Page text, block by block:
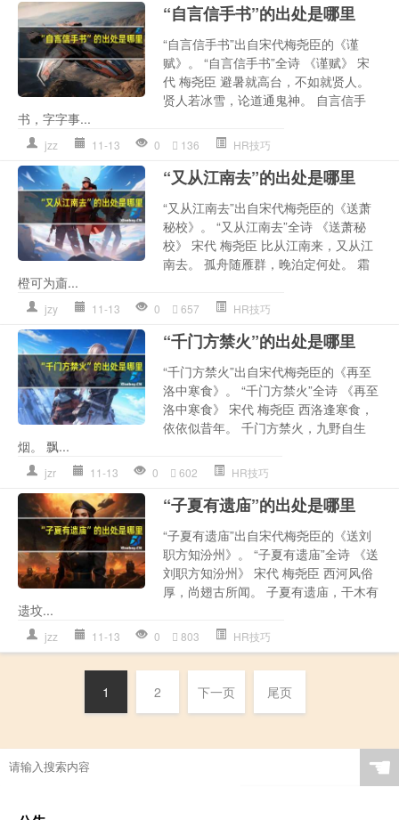
“自言信手书”的出处是哪里
“自言信手书”出自宋代梅尧臣的《谨
赋》。 “自言信手书”全诗 《谨赋》 宋
代 梅尧臣 避暑就高台，不如就贤人。
贤人若冰雪，论道通鬼神。 自言信手
书，字字事...
jzz 11-13 0 136 HR技巧
“又从江南去”的出处是哪里
“又从江南去”出自宋代梅尧臣的《送萧
秘校》。 “又从江南去”全诗 《送萧秘
校》 宋代 梅尧臣 比从江南来，又从江
南去。 孤舟随雁群，晚泊定何处。 霜
橙可为齑...
jzy 11-13 0 657 HR技巧
“千门方禁火”的出处是哪里
“千门方禁火”出自宋代梅尧臣的《再至
洛中寒食》。 “千门方禁火”全诗 《再至
洛中寒食》 宋代 梅尧臣 西洛逢寒食，
依依似昔年。 千门方禁火，九野自生
烟。 飘...
jzr 11-13 0 602 HR技巧
“子夏有遗庙”的出处是哪里
“子夏有遗庙”出自宋代梅尧臣的《送刘
职方知汾州》。 “子夏有遗庙”全诗 《送
刘职方知汾州》 宋代 梅尧臣 西河风俗
厚，尚翅古所闻。 子夏有遗庙，干木有
遗坟...
jzz 11-13 0 803 HR技巧
1 2 下一页 尾页
☚